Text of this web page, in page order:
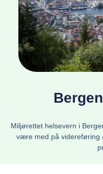
Miljørettet helsevern i
være med på videreføring